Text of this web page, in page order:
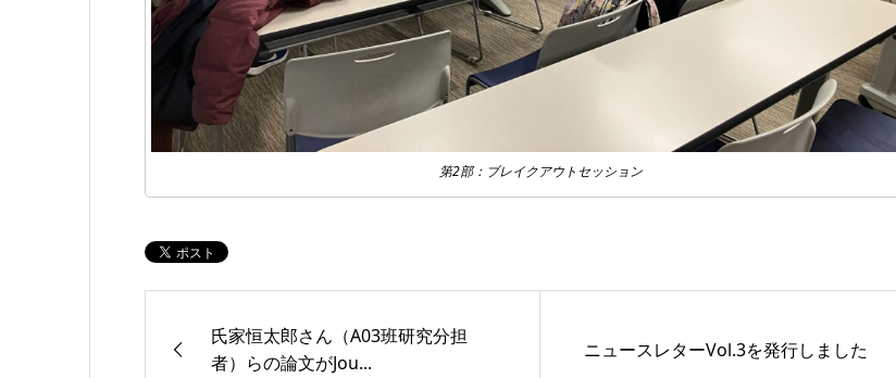
第2部：ブレイクアウトセッション
氏家恒太郎さん（A03班研究分担
者）らの論文がJou...
ニュースレターVol.3を発行しました